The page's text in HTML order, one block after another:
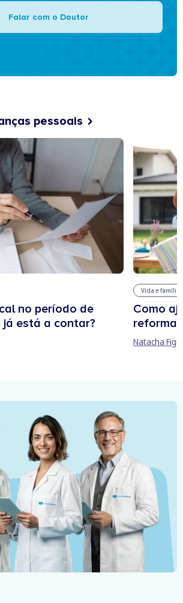
Falar com o Doutor
pessoais
no período de
já está a contar?
Vida e família
Como
reforma
Natacha